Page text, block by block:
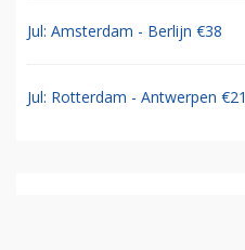
Jul: Amsterdam - Berlijn €38
Jul: Rotterdam - Antwerpen €21